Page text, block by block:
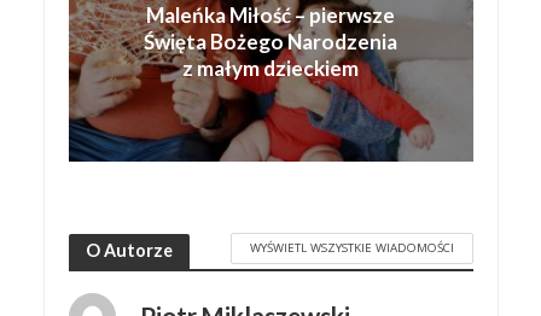
Maleńka Miłość – pierwsze
Święta Bożego Narodzenia
z małym dzieckiem
O Autorze WYŚWIETL WSZYSTKIE WIADOMOŚCI